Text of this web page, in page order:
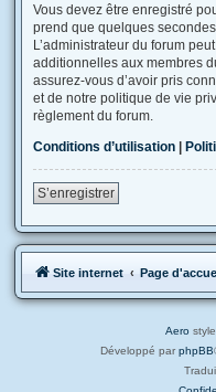
Vous devez être enregistré
prend que quelques
L’administrateur du forum
additionnelles aux membres
assurez-vous d’avoir pris
et de notre politique de vie
règlement du forum.
Conditions d’utilisation |
S’enregistrer
Site internet Page
Aero
Développé par phpBB